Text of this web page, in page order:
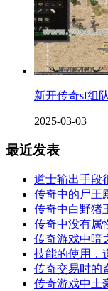
新开传奇sf组
2025-03-03
最近发表
道士输出手段
传奇中的尸王
传奇中白野猪
传奇中没有属
传奇游戏中暗
技能的使用，
传奇交易时的
传奇游戏中土